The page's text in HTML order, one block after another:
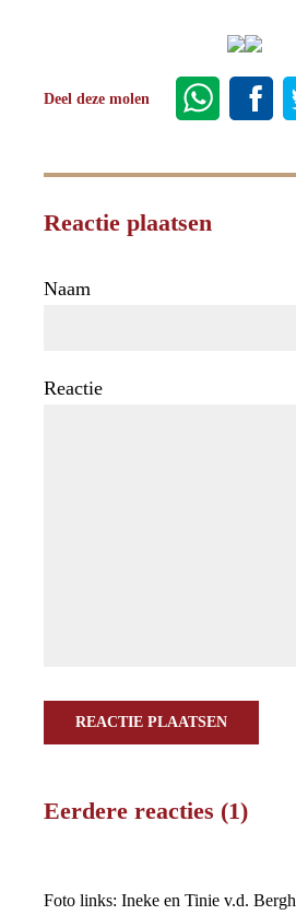
Deel deze molen
Reactie plaatsen
Naam
Reactie
REACTIE PLAATSEN
Eerdere reacties (1)
Foto links: Ineke en Tinie v.d. Bergh